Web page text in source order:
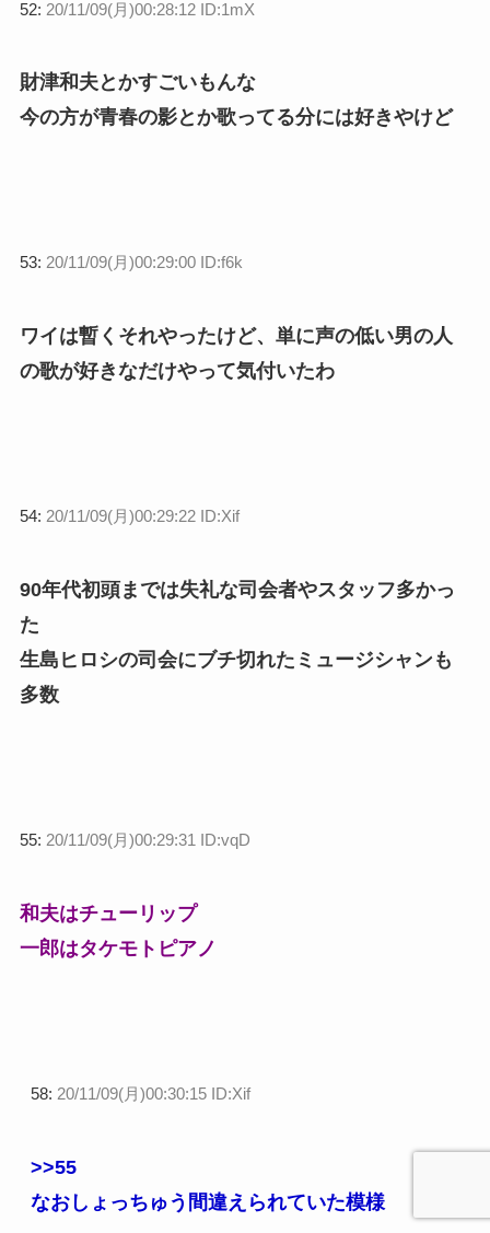
52: 20/11/09(月)00:28:12 ID:1mX
財津和夫とかすごいもんな
今の方が青春の影とか歌ってる分には好きやけど
53: 20/11/09(月)00:29:00 ID:f6k
ワイは暫くそれやったけど、単に声の低い男の人
の歌が好きなだけやって気付いたわ
54: 20/11/09(月)00:29:22 ID:Xif
90年代初頭までは失礼な司会者やスタッフ多かっ
た
生島ヒロシの司会にブチ切れたミュージシャンも
多数
55: 20/11/09(月)00:29:31 ID:vqD
和夫はチューリップ
一郎はタケモトピアノ
58: 20/11/09(月)00:30:15 ID:Xif
>>55
なおしょっちゅう間違えられていた模様